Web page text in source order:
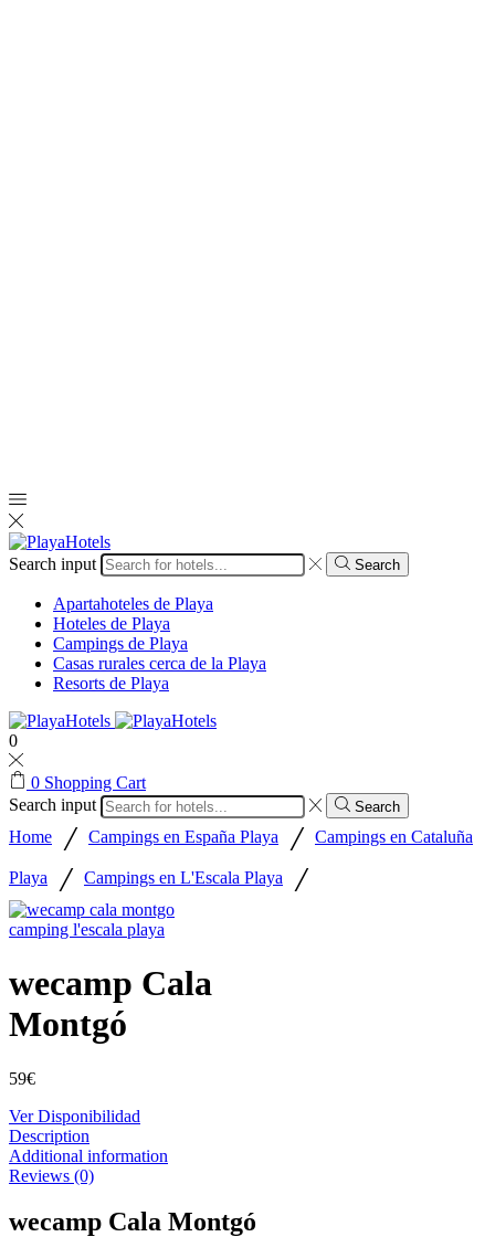
Search input Search
Apartahoteles de Playa
Hoteles de Playa
Campings de Playa
Casas rurales cerca de la Playa
Resorts de Playa
0
0 Shopping Cart
Search input
Search
Home / Campings en España Playa / Campings en Cataluña
Playa / Campings en L'Escala Playa /
wecamp Cala
Montgó
59€
Ver Disponibilidad
Description
Additional information
Reviews (0)
wecamp Cala Montgó